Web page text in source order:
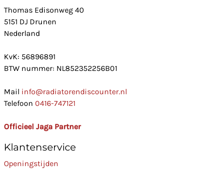
Thomas Edisonweg 40
5151 DJ Drunen
Nederland
KvK: 56896891
BTW nummer: NL852352256B01
Mail info@radiatorendiscounter.nl
Telefoon 0416-747121
Officieel Jaga Partner
Klantenservice
Openingstijden